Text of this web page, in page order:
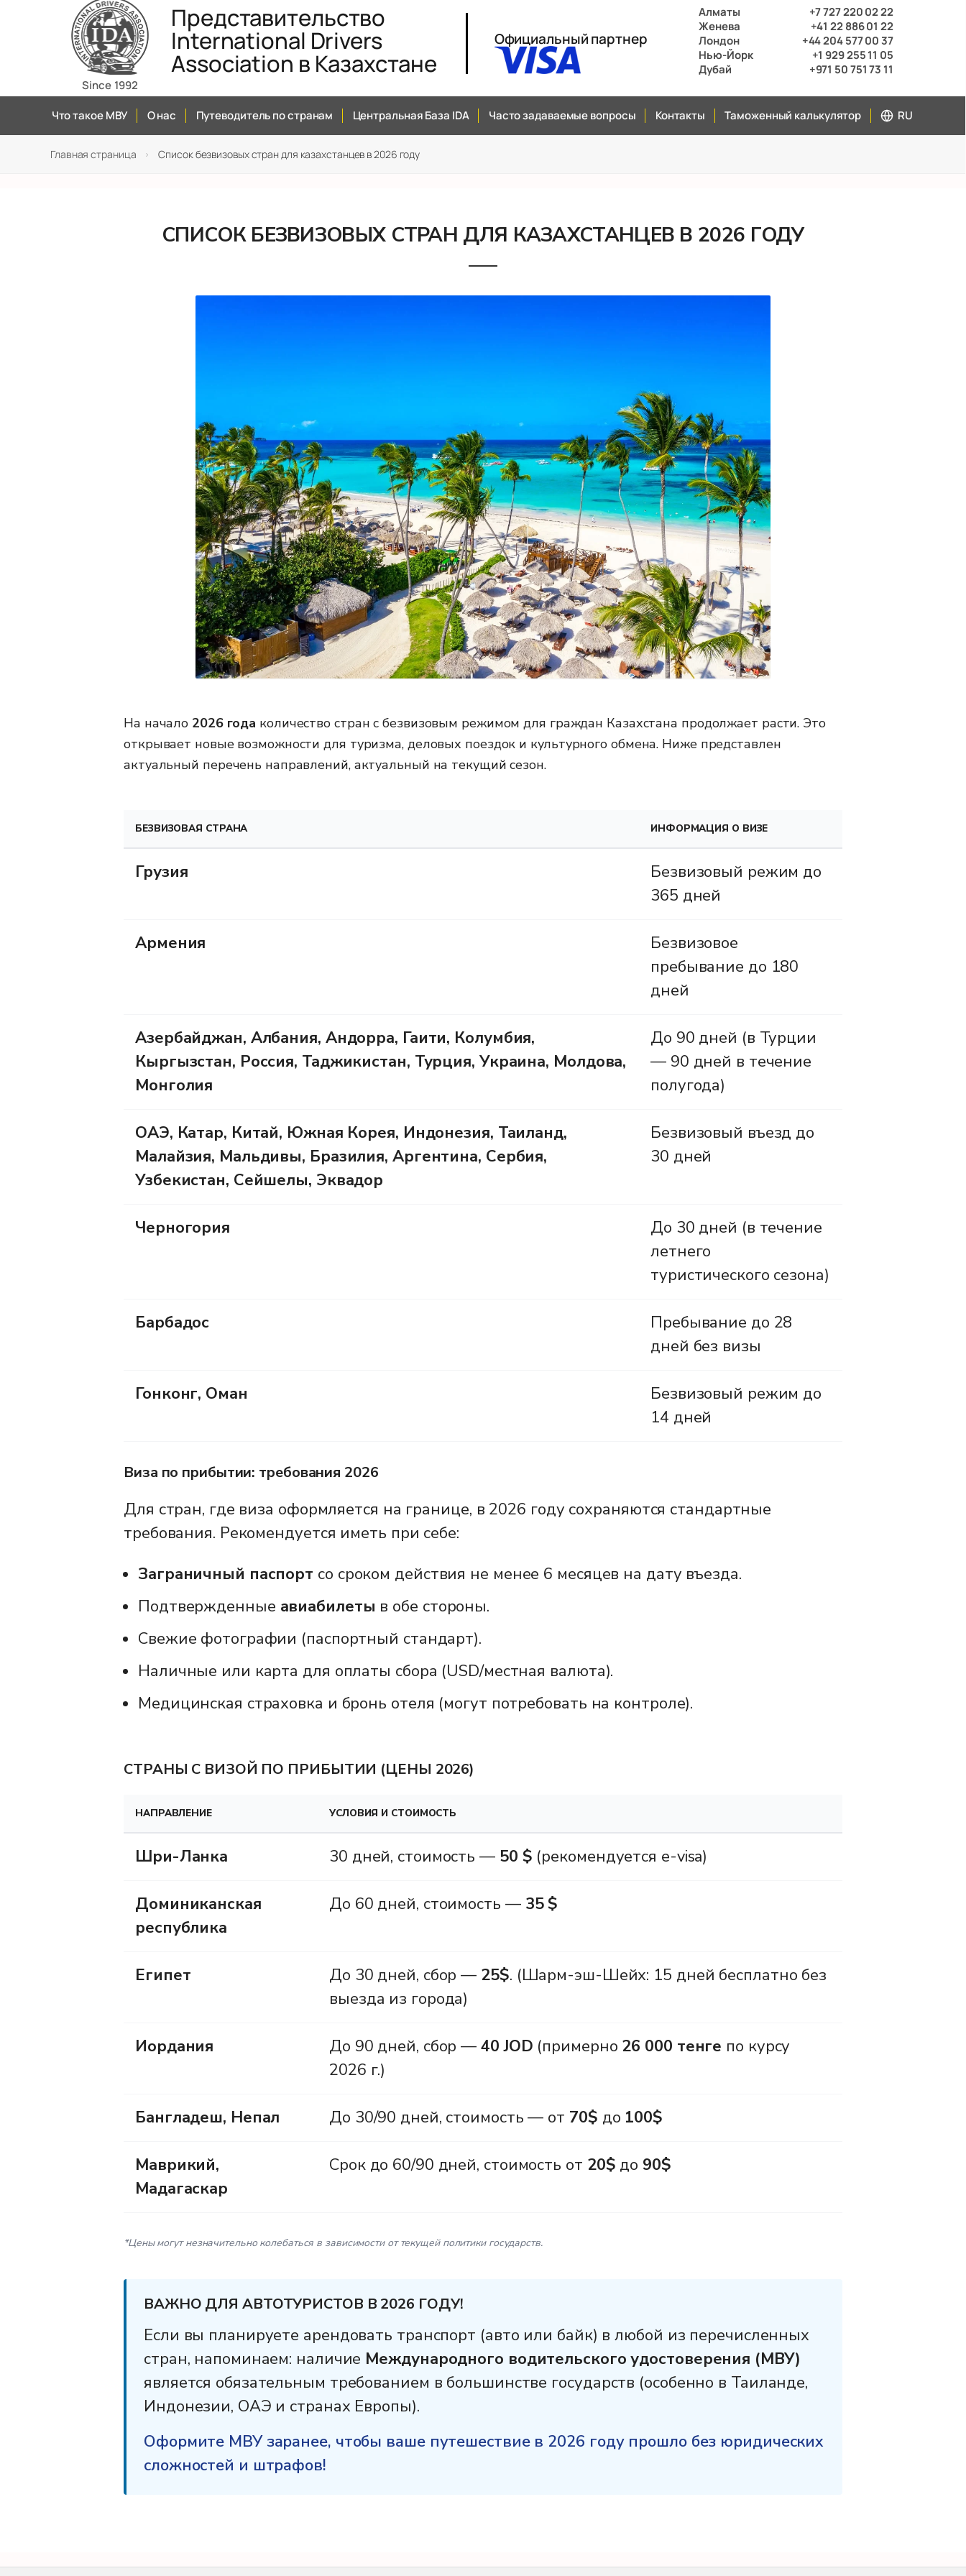
содержимому
Since 1992
Представительство
International Drivers
Association в Казахстане
Официальный партнер
Алматы
+7 727 220 02 22
Женева
+41 22 886 01 22
Лондон
+44 204 577 00 37
Нью-Йорк
+1 929 255 11 05
Дубай
+971 50 751 73 11
Что такое МВУ О нас Путеводитель по странам Центральная База IDA Часто задаваемые вопросы Контакты Таможенный калькулятор RU
Главная страница > Список безвизовых стран для казахстанцев в 2026 году
СПИСОК БЕЗВИЗОВЫХ СТРАН ДЛЯ КАЗАХСТАНЦЕВ В 2026 ГОДУ
На начало 2026 года количество стран с безвизовым режимом для граждан Казахстана продолжает расти. Это
открывает новые возможности для туризма, деловых поездок и культурного обмена. Ниже представлен
актуальный перечень направлений, актуальный на текущий сезон.
БЕЗВИЗОВАЯ СТРАНА ИНФОРМАЦИЯ О ВИЗЕ
Грузия
Безвизовый режим до
365 дней
Армения
Безвизовое
пребывание до 180
дней
Азербайджан, Албания, Андорра, Гаити, Колумбия,
Кыргызстан, Россия, Таджикистан, Турция, Украина, Молдова,
Монголия
До 90 дней (в Турции
— 90 дней в течение
полугода)
ОАЭ, Катар, Китай, Южная Корея, Индонезия, Таиланд,
Малайзия, Мальдивы, Бразилия, Аргентина, Сербия,
Узбекистан, Сейшелы, Эквадор
Безвизовый въезд до
30 дней
Черногория
До 30 дней (в течение
летнего
туристического сезона)
Барбадос
Пребывание до 28
дней без визы
Гонконг, Оман
Безвизовый режим до
14 дней
Виза по прибытии: требования 2026
Для стран, где виза оформляется на границе, в 2026 году сохраняются стандартные
требования. Рекомендуется иметь при себе:
Заграничный паспорт со сроком действия не менее 6 месяцев на дату въезда.
Подтвержденные авиабилеты в обе стороны.
Свежие фотографии (паспортный стандарт).
Наличные или карта для оплаты сбора (USD/местная валюта).
Медицинская страховка и бронь отеля (могут потребовать на контроле).
СТРАНЫ С ВИЗОЙ ПО ПРИБЫТИИ (ЦЕНЫ 2026)
НАПРАВЛЕНИЕ УСЛОВИЯ И СТОИМОСТЬ
Шри-Ланка 30 дней, стоимость — 50 $ (рекомендуется e-visa)
Доминиканская
республика
До 60 дней, стоимость — 35$
Египет До 30 дней, сбор — 25$. (Шарм-эш-Шейх: 15 дней бесплатно без
выезда из города)
Иордания До 90 дней, сбор —40 JOD (примерно 26 000 тенге по курсу
2026 г.)
Бангладеш, Непал До 30/90 дней, стоимость — от 70$ до 100$
Маврикий,
Мадагаскар
Срок до 60/90 дней, стоимость от 20$ до 90$
*Цены могут незначительно колебаться в зависимости от текущей политики государств.
ВАЖНО ДЛЯ АВТОТУРИСТОВ В 2026 ГОДУ!
Если вы планируете арендовать транспорт (авто или байк) в любой из перечисленных
стран, напоминаем: наличие Международного водительского удостоверения (МВУ)
является обязательным требованием в большинстве государств (особенно в Таиланде,
Индонезии, ОАЭ и странах Европы).
Оформите МВУ заранее, чтобы ваше путешествие в 2026 году прошло без юридических
сложностей и штрафов!